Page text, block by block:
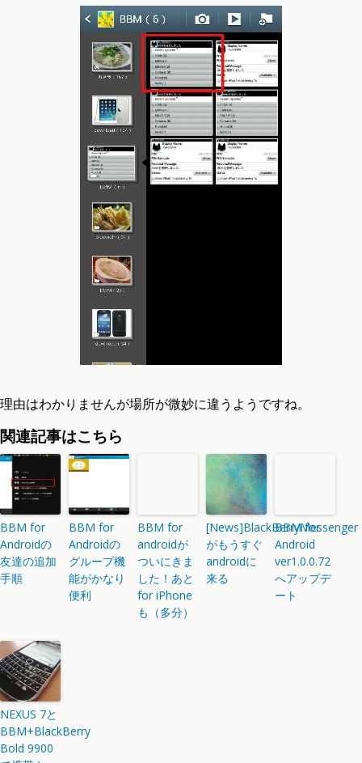
理由はわかりませんが場所が微妙に違うようですね。
関連記事はこちら
BBM for
Androidの
友達の追加
手順
BBM for
Androidの
グループ機
能がかなり
便利
BBM for
androidが
ついにきま
した！あと
for iPhone
も（多分）
[News]BlackBerryMessenger
がもうすぐ
androidに
来る
BBM for
Android
ver1.0.0.72
へアップデ
ート
NEXUS 7と
BBM+BlackBerry
Bold 9900